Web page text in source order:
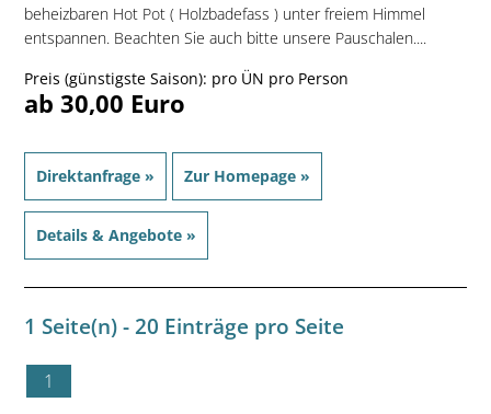
beheizbaren Hot Pot ( Holzbadefass ) unter freiem Himmel
entspannen. Beachten Sie auch bitte unsere Pauschalen....
Preis (günstigste Saison): pro ÜN pro Person
ab 30,00 Euro
Direktanfrage » Zur Homepage »
Details & Angebote »
1 Seite(n) - 20 Einträge pro Seite
1